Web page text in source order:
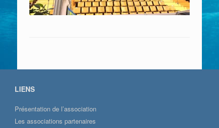
LIENS
Présentation de l’association
Les associations partenaires